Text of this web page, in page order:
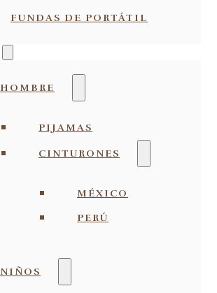
FUNDAS DE PORTÁTIL
HOMBRE
PIJAMAS
CINTURONES
MÉXICO
PERÚ
NIÑOS